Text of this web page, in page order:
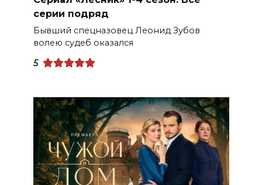
серии подряд
Бывший спецназовец Леонид Зубов
волею судеб оказался
5